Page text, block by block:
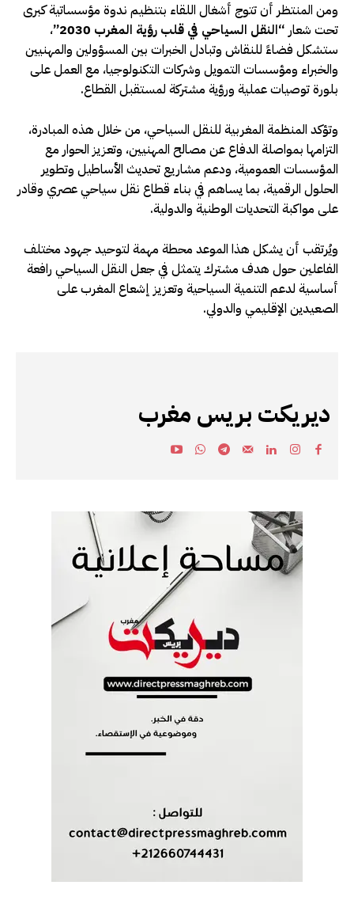
ومن المنتظر أن تتوج أشغال اللقاء بتنظيم ندوة مؤسساتية كبرى
تحت شعار “النقل السياحي في قلب رؤية المغرب 2030”
،
ستشكل فضاءً للنقاش وتبادل الخبرات بين المسؤولين والمهنيين
والخبراء ومؤسسات التمويل وشركات التكنولوجيا، مع العمل على
بلورة توصيات عملية ورؤية مشتركة لمستقبل القطاع.
وتؤكد المنظمة المغربية للنقل السياحي، من خلال هذه المبادرة،
التزامها بمواصلة الدفاع عن مصالح المهنيين، وتعزيز الحوار مع
المؤسسات العمومية، ودعم مشاريع تحديث الأساطيل وتطوير
الحلول الرقمية، بما يساهم في بناء قطاع نقل سياحي عصري وقادر
على مواكبة التحديات الوطنية والدولية.
ويُرتقب أن يشكل هذا الموعد محطة مهمة لتوحيد جهود مختلف
الفاعلين حول هدف مشترك يتمثل في جعل النقل السياحي رافعة
أساسية لدعم التنمية السياحية وتعزيز إشعاع المغرب على
الصعيدين الإقليمي والدولي.
ديريكت بريس مغرب